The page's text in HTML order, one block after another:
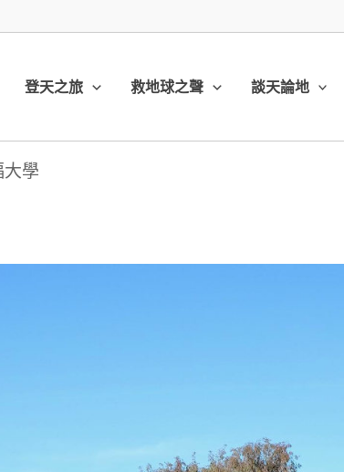
登天之旅 救地球之聲 談天論地
學